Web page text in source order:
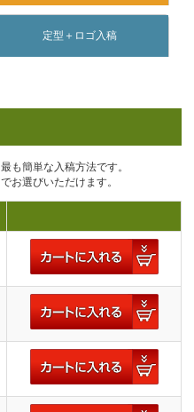
も簡単な入稿方法です。
お選びいただけます。